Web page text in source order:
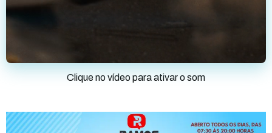
Clique no vídeo para ativar o som